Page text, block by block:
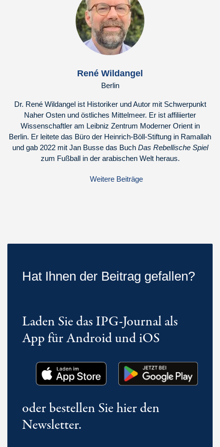
René Wildangel
Berlin
Dr. René Wildangel ist Historiker und Autor mit Schwerpunkt
Naher Osten und östliches Mittelmeer. Er ist affiliierter
Wissenschaftler am Leibniz Zentrum Moderner Orient in
Berlin. Er leitete das Büro der Heinrich-Böll-Stiftung in Ramallah
und gab 2022 mit Jan Busse das Buch Das Rebellische Spiel
zum Fußball in der arabischen Welt heraus.
Weitere Beiträge
Hat Ihnen der Beitrag gefallen?
Laden Sie das IPG-Journal als
App für Android und iOS
oder bestellen Sie hier den
Newsletter.